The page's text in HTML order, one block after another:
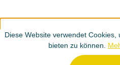
Diese Website verwendet
bieten zu können.